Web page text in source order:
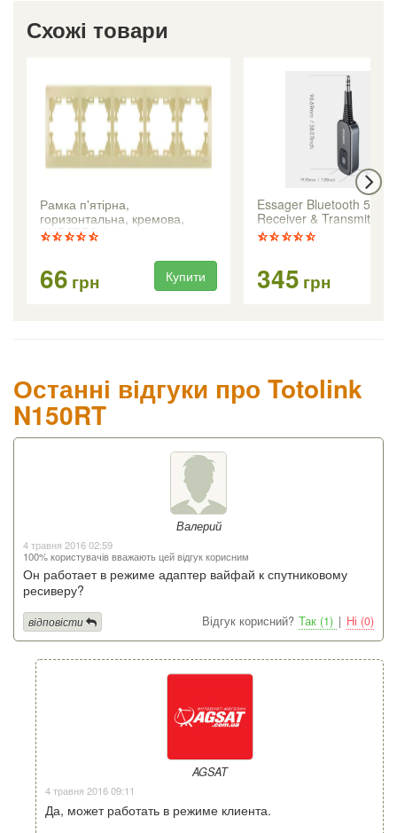
Схожі товари
Рамка п'ятірна,
горизонтальна, кремова,
ANESTECH (Туреччина), з
вставками
66 грн Купити
Essager Bluetooth 5.1
Receiver & Transmitter
345 грн
Останні відгуки про Totolink
N150RT
Валерий
4 травня 2016 02:59
100% користувачів вважають цей відгук корисним
Он работает в режиме адаптер вайфай к спутниковому
ресиверу?
Відгук корисний? Так (1) | Ні (0)
відповісти
AGSAT
4 травня 2016 09:11
Да, может работать в режиме клиента.